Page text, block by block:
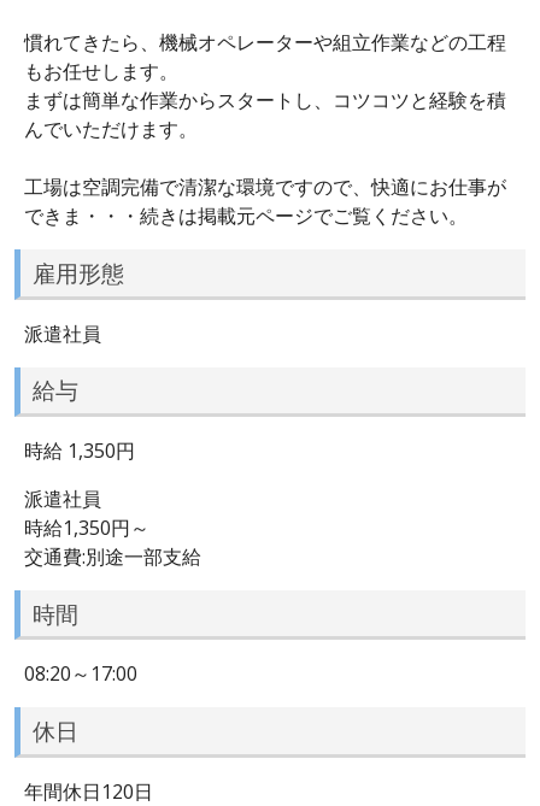
慣れてきたら、機械オペレーターや組立作業などの工程
もお任せします。
まずは簡単な作業からスタートし、コツコツと経験を積
んでいただけます。
工場は空調完備で清潔な環境ですので、快適にお仕事が
できま・・・続きは掲載元ページでご覧ください。
雇用形態
派遣社員
給与
時給 1,350円
派遣社員
時給1,350円～
交通費:別途一部支給
時間
08:20～17:00
休日
年間休日120日